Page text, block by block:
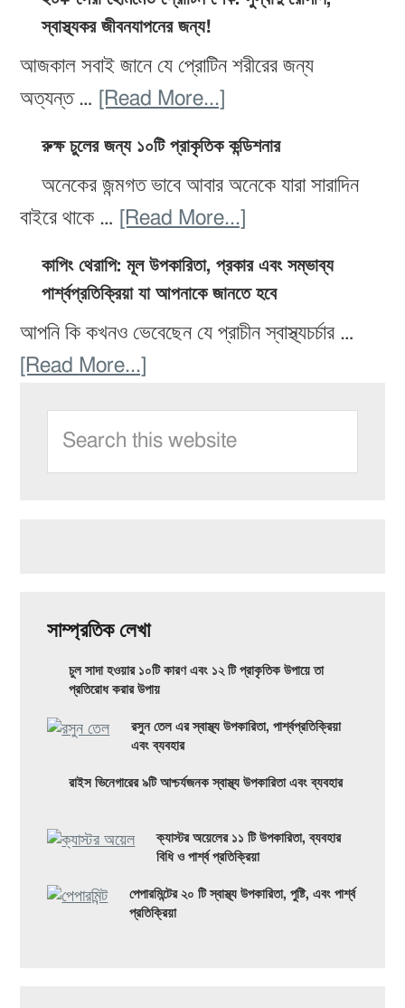
শরীরের
সেরা
খাবার!
যা
সুন্দর
রাখবে
ডায়েট
এবং
সহজ
প্রস্তুত
করার
১৫টি
রেসিপি
স্বাস্থ্যকর জীবনযাপনের জন্য!
আজকাল সবাই জানে যে প্রোটিন শরীরের জন্য
অত্যন্ত …
[Read More...]
সেরা
হোমমেড
প্রোটিন
শেক:
সুস্বাদু
রেসিপি,
রুক্ষ চুলের জন্য ১০টি প্রাকৃতিক কন্ডিশনার
অনেকের জন্মগত ভাবে আবার অনেকে যারা সারাদিন
বাইরে থাকে …
[Read More...]
১০টি
কন্ডিশনার
কাপিং থেরাপি: মূল উপকারিতা, প্রকার এবং সম্ভাব্য
পার্শ্বপ্রতিক্রিয়া যা আপনাকে জানতে হবে
আপনি কি কখনও ভেবেছেন যে প্রাচীন স্বাস্থ্যচর্চার …
[Read More...]
থেরাপি:
পার্শ্বপ্রতিক্রিয়া
যা
আপনাকে
জানতে
হবে
Sidebar
this
website
সাম্প্রতিক লেখা
চুল সাদা হওয়ার ১০টি কারণ এবং ১২ টি প্রাকৃতিক উপায়ে তা
প্রতিরোধ করার উপায়
রসুন তেল এর স্বাস্থ্য উপকারিতা, পার্শ্বপ্রতিক্রিয়া
এবং ব্যবহার
রাইস ভিনেগারের ৯টি আশ্চর্যজনক স্বাস্থ্য উপকারিতা এবং ব্যবহার
ক্যাস্টর অয়েলের ১১ টি উপকারিতা, ব্যবহার
বিধি ও পার্শ্ব প্রতিক্রিয়া
পেপারমিন্টের ২০ টি স্বাস্থ্য উপকারিতা, পুষ্টি, এবং পার্শ্ব
প্রতিক্রিয়া